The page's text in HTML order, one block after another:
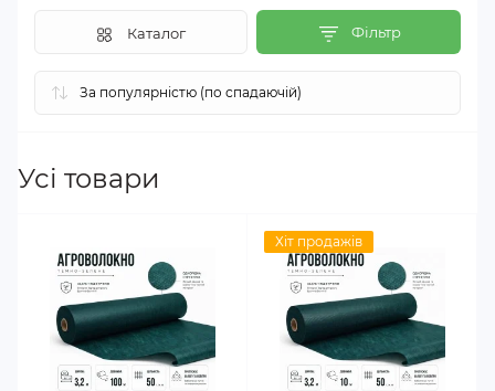
Фільтр
Каталог
Усі товари
Хіт продажів